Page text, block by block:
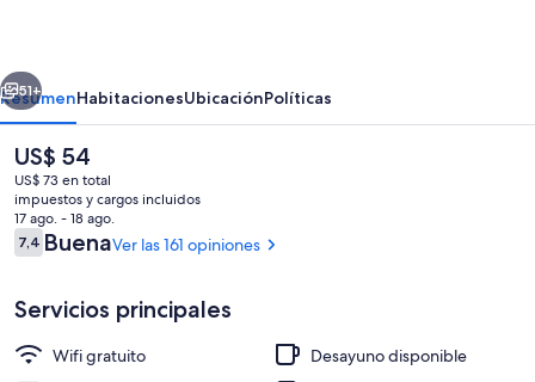
Entrada interior
Siguiente
51+
ResumenHabitacionesUbicaciónPolíticas
El
precio
actual
es
de
US$ 54
US$ 54
US$ 73 en total
impuestos y cargos incluidos
17 ago. - 18 ago.
Opiniones
7,47,4 de 10
BuenaVer las 161 opiniones
Servicios principales
Wifi gratuito
Desayuno disponible